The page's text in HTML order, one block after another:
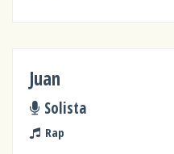
Juan
Solista
Rap